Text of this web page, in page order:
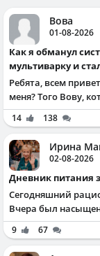
Вова
01-08-2026
Как я обманул систему, купил
мультиварку и
Ребята, всем
меня? Того Вову,
14 138
Ирина
02-08-2026
Дневник питания
Сегодняшний
Вчера был
9 67